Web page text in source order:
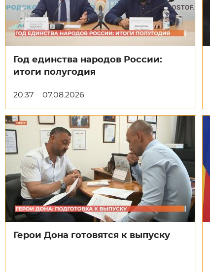
Год единства народов России:
итоги полугодия
20:37 07.08.2026
Герои Дона готовятся к выпуску